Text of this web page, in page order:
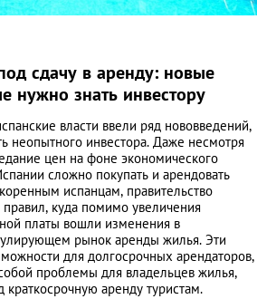
сдачу в аренду: новые
нужно знать инвестору
власти ввели ряд нововведений,
неопытного инвестора. Даже несмотря
цен на фоне экономического
сложно покупать и арендовать
испанцам, правительство
куда помимо увеличения
платы вошли изменения в
рынок аренды жилья. Эти
для долгосрочных арендаторов,
проблемы для владельцев жилья,
аренду туристам.